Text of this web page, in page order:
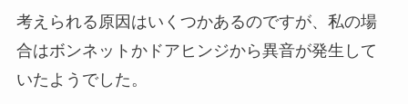
考えられる原因はいくつかあるのですが、私の場
合はボンネットかドアヒンジから異音が発生して
いたようでした。